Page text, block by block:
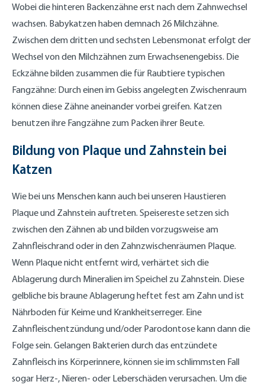
Wobei die hinteren Backenzähne erst nach dem Zahnwechsel
wachsen. Babykatzen haben demnach 26 Milchzähne.
Zwischen dem dritten und sechsten Lebensmonat erfolgt der
Wechsel von den Milchzähnen zum Erwachsenengebiss. Die
Eckzähne bilden zusammen die für Raubtiere typischen
Fangzähne: Durch einen im Gebiss angelegten Zwischenraum
können diese Zähne aneinander vorbei greifen. Katzen
benutzen ihre Fangzähne zum Packen ihrer Beute.
Bildung von Plaque und Zahnstein bei
Katzen
Wie bei uns Menschen kann auch bei unseren Haustieren
Plaque und Zahnstein auftreten. Speisereste setzen sich
zwischen den Zähnen ab und bilden vorzugsweise am
Zahnfleischrand oder in den Zahnzwischenräumen Plaque.
Wenn Plaque nicht entfernt wird, verhärtet sich die
Ablagerung durch Mineralien im Speichel zu Zahnstein. Diese
gelbliche bis braune Ablagerung heftet fest am Zahn und ist
Nährboden für Keime und Krankheitserreger. Eine
Zahnfleischentzündung und/oder Parodontose kann dann die
Folge sein. Gelangen Bakterien durch das entzündete
Zahnfleisch ins Körperinnere, können sie im schlimmsten Fall
sogar Herz-, Nieren- oder Leberschäden verursachen. Um die